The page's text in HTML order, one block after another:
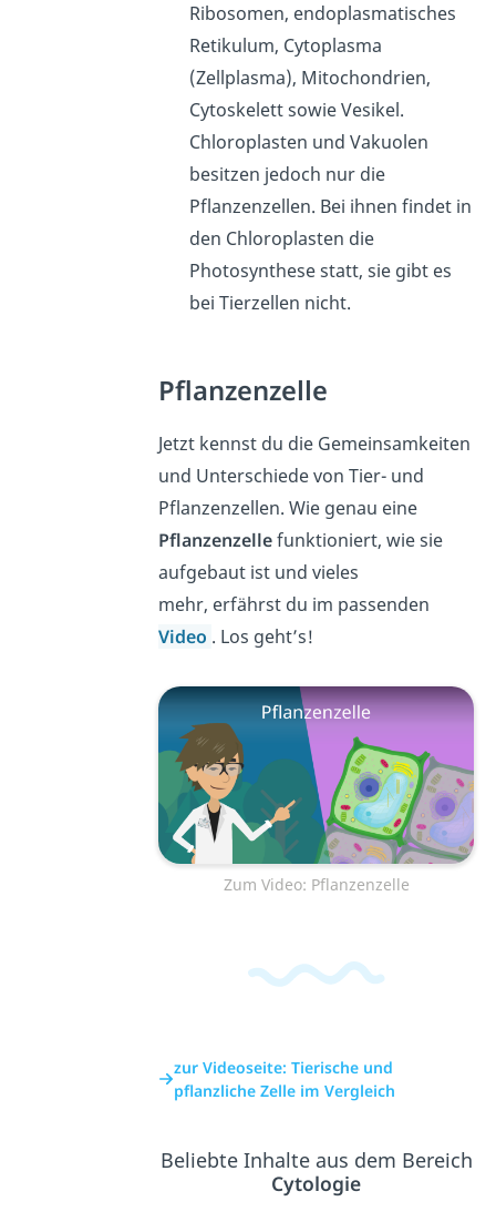
Ribosomen, endoplasmatisches
Retikulum, Cytoplasma
(Zellplasma), Mitochondrien,
Cytoskelett sowie Vesikel.
Chloroplasten und Vakuolen
besitzen jedoch nur die
Pflanzenzellen. Bei ihnen findet in
den Chloroplasten die
Photosynthese statt, sie gibt es
bei Tierzellen nicht.
Pflanzenzelle
Jetzt kennst du die Gemeinsamkeiten
und Unterschiede von Tier- und
Pflanzenzellen. Wie genau eine
Pflanzenzellefunktioniert, wie sie
aufgebaut ist und vieles
mehr, erfährst du im passenden
Video . Los geht’s!
Zum Video: Pflanzenzelle
zur Videoseite: Tierische und
pflanzliche Zelle im Vergleich
Beliebte Inhalte aus dem Bereich
Cytologie